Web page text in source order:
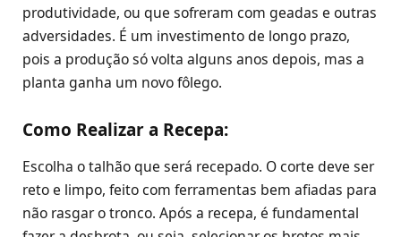
produtividade, ou que sofreram com geadas e outras
adversidades. É um investimento de longo prazo,
pois a produção só volta alguns anos depois, mas a
planta ganha um novo fôlego.
Como Realizar a Recepa:
Escolha o talhão que será recepado. O corte deve ser
reto e limpo, feito com ferramentas bem afiadas para
não rasgar o tronco. Após a recepa, é fundamental